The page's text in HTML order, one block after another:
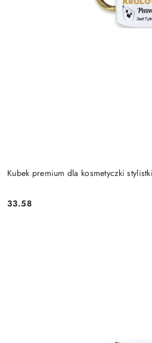
Kubek premium dla kosmetyczki
Cena:
33.58